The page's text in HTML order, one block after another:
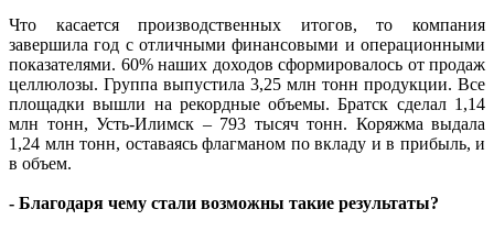
Что касается производственных итогов, то компания
завершила год с отличными финансовыми и операционными
показателями. 60% наших доходов сформировалось от продаж
целлюлозы. Группа выпустила 3,25 млн тонн продукции. Все
площадки вышли на рекордные объемы. Братск сделал 1,14
млн тонн, Усть-Илимск – 793 тысяч тонн. Коряжма выдала
1,24 млн тонн, оставаясь флагманом по вкладу и в прибыль, и
в объем.
- Благодаря чему стали возможны такие результаты?